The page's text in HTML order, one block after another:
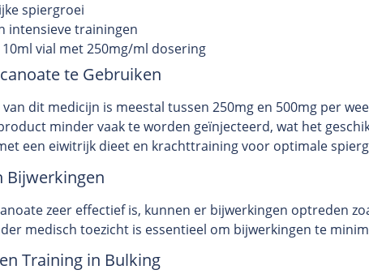
spiergroei
intensieve trainingen
vial met 250mg/ml dosering
te Gebruiken
dit medicijn is meestal tussen 250mg en 500mg per
minder vaak te worden geïnjecteerd, wat het
een eiwitrijk dieet en krachttraining voor optimale
Bijwerkingen
zeer effectief is, kunnen er bijwerkingen optreden
medisch toezicht is essentieel om bijwerkingen te
Training in Bulking